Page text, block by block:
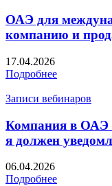
ОАЭ для
компанию и
17.04.2026
Подробнее
Записи вебинаров
Компания в ОАЭ
я должен
06.04.2026
Подробнее